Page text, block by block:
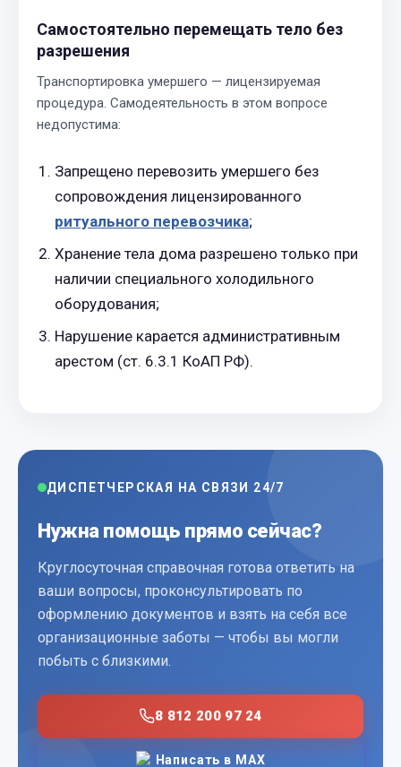
Самостоятельно перемещать тело без
разрешения
Транспортировка умершего — лицензируемая
процедура. Самодеятельность в этом вопросе
недопустима:
Запрещено перевозить умершего без
сопровождения лицензированного
ритуального перевозчика;
Хранение тела дома разрешено только при
наличии специального холодильного
оборудования;
Нарушение карается административным
арестом (ст. 6.3.1 КоАП РФ).
ДИСПЕТЧЕРСКАЯ НА СВЯЗИ 24/7
Нужна помощь прямо сейчас?
Круглосуточная справочная готова ответить на
ваши вопросы, проконсультировать по
оформлению документов и взять на себя все
организационные заботы — чтобы вы могли
побыть с близкими.
8 812 200 97 24
Написать в MAX